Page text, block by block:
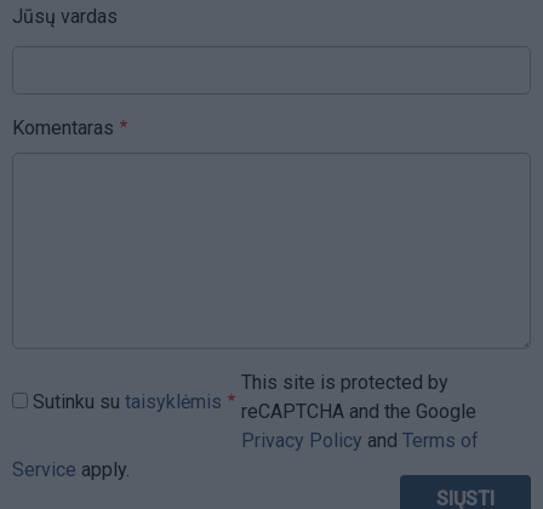
Jūsų vardas
Komentaras
Sutinku su taisyklėmis
This site is protected by
reCAPTCHA and the Google
Privacy Policy and Terms of
Service apply.